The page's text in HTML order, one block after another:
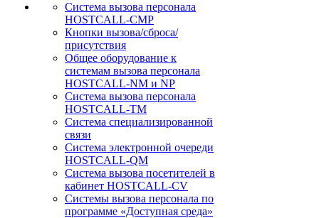
Cистема вызова персонала
HOSTCALL-CMP
Кнопки вызова/сброса/
присутствия
Общее оборудование к
системам вызова персонала
HOSTCALL-NM и NP
Система вызова персонала
HOSTCALL-TM
Система специализированной
связи
Система электронной очереди
HOSTCALL-QM
Cистема вызова посетителей в
кабинет HOSTCALL-CV
Системы вызова персонала по
программе «Доступная среда»